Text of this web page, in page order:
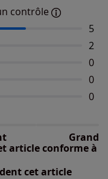
contrôle
5
2
0
0
0
Grand
clients
article conforme à
cet article